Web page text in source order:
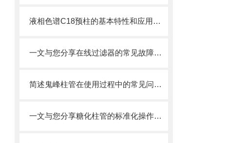
液相色谱C18预柱的基本特性和应用分享
一文与您分享在线过滤器的常见故障解决方法
简述鬼峰柱管在使用过程中的常见问题相应解决方法
一文与您分享糖化柱管的标准化操作流程